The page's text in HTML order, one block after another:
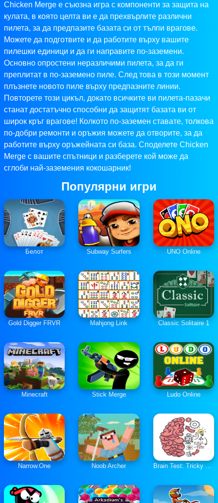
Chicken Merge е съюзна игра с компоненти за защита на
кулата, в която целта ви е да прехвърлите различни
пилета, за да предпазите базата си от тълпи врагове.
Можете да подготвите и да работите върху вашите
пилешки единици и да ги направите по-заземени.
Основно опростени неразличими пилета, за да ги
преплитат в по-заземено пиле. След това в този момент
плъзнете новото пиле върху предпазните линии.
Повторете този цикъл, докато всичките ви пилета-пазачи
станат достатъчно способни да защитят базата ви от
широк кръг врагове! Колкото по-заземен ставате, толкова
по-добри ремонти и оръжия можете да отворите, за да
работите върху оръжейната си база. Споделете Chicken
Merge с вашите спътници и разберете кой може да
сглоби най-заземения кокошарник!
Популярни игри
Белот Subway Surfers UNO Online
Gold Digger FRVR Mahjong Link Classic Solitaire 1
Minecraft Stick Merge Ludo Online
Narrow.One Noob Archer Brain Test: Tricky Puzzles